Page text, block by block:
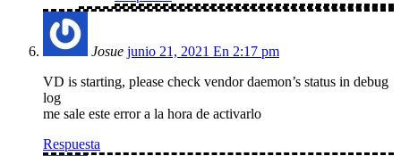
Josue junio 21, 2021 En 2:17 pm
VD is starting, please check vendor daemon’s status in debug
log
me sale este error a la hora de activarlo
Respuesta